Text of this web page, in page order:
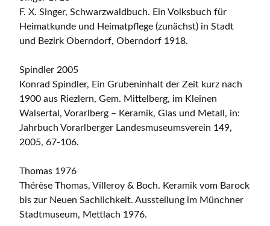
F. X. Singer, Schwarzwaldbuch. Ein Volksbuch für
Heimatkunde und Heimatpflege (zunächst) in Stadt
und Bezirk Oberndorf, Oberndorf 1918.
Spindler 2005
Konrad Spindler, Ein Grubeninhalt der Zeit kurz nach
1900 aus Riezlern, Gem. Mittelberg, im Kleinen
Walsertal, Vorarlberg – Keramik, Glas und Metall, in:
Jahrbuch Vorarlberger Landesmuseumsverein 149,
2005, 67-106.
Thomas 1976
Thérèse Thomas, Villeroy & Boch. Keramik vom Barock
bis zur Neuen Sachlichkeit. Ausstellung im Münchner
Stadtmuseum, Mettlach 1976.